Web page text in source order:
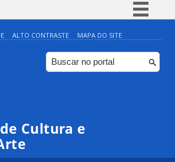
Simplifique!
Comunica BR
Participe
ALTO CONTRASTE MAPA DO SITE
Cultura e